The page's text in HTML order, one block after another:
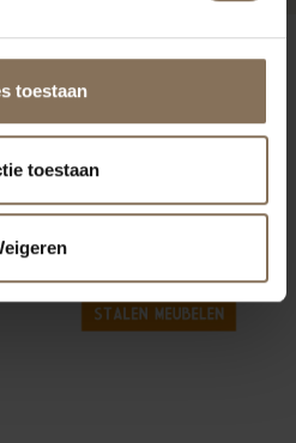
toestaan
toestaan
MERKEN